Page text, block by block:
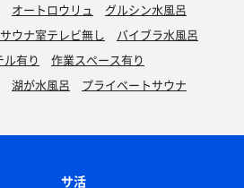
オートロウリュ
グルシン水風呂
サウナ室テレビ無し
バイブラ水風呂
ル有り
作業スペース有り
湖が水風呂 プライベートサウナ
サ活